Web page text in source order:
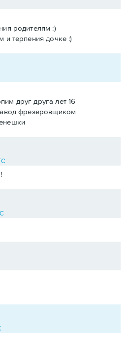
родителям :)
и терпения дочке :)
друг друга лет 16
фрезеровщиком